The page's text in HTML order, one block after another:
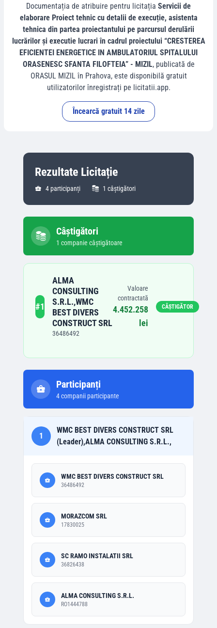
Documentația de atribuire pentru licitația Servicii de
elaborare Proiect tehnic cu detalii de execuție, asistenta
tehnica din partea proiectantului pe parcursul derulării
lucrărilor și executie lucrari în cadrul proiectului “CRESTEREA
EFICIENTEI ENERGETICE IN AMBULATORIUL SPITALULUI
ORASENESC SFANTA FILOFTEIA” - MIZIL, publicată de
ORASUL MIZILîn Prahova, este disponibilă gratuit
utilizatorilor înregistrați pe licitatii.app.
Încearcă gratuit 14 zile
Rezultate Licitație
4 participanți 1 câștigători
Câștigători
1 companie câștigătoare
#1
ALMA
CONSULTING
S.R.L.,WMC
BEST DIVERS
CONSTRUCT SRL
36486492
Valoare
contractată
4.452.258
lei
CÂȘTIGĂTOR
Participanți
4companii participante
1
WMC BEST DIVERS CONSTRUCT SRL
(Leader),ALMA CONSULTING S.R.L.,
WMC BEST DIVERS CONSTRUCT SRL
36486492
MORAZCOM SRL
17830025
SC RAMO INSTALATII SRL
36826438
ALMA CONSULTING S.R.L.
RO1444788